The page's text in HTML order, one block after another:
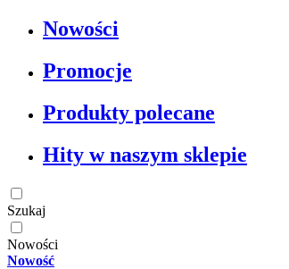
Nowości
Promocje
Produkty polecane
Hity w naszym sklepie
Szukaj
Nowości
Nowość